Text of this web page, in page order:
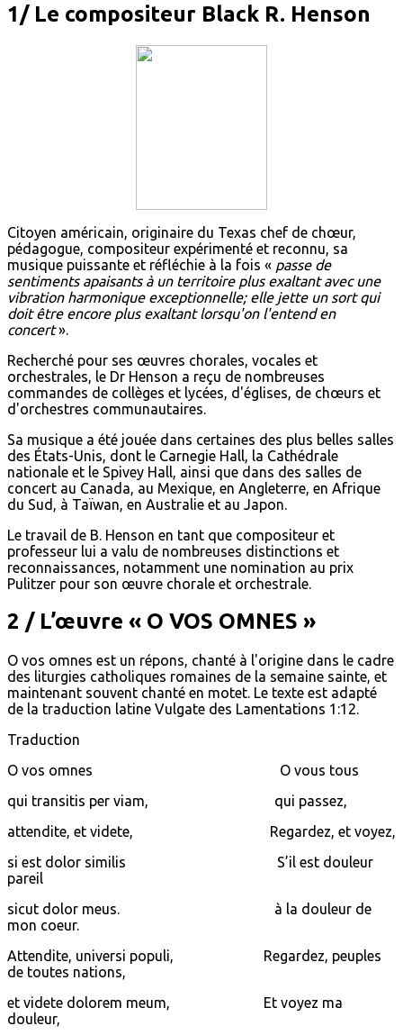
1/ Le compositeur Black R. Henson
Citoyen américain, originaire du Texas chef de chœur,
pédagogue, compositeur expérimenté et reconnu, sa
musique puissante et réfléchie à la fois « passe de
sentiments apaisants à un territoire plus exaltant avec une
vibration harmonique exceptionnelle; elle jette un sort qui
doit être encore plus exaltant lorsqu'on l'entend en
concert».
Recherché pour ses œuvres chorales, vocales et
orchestrales, le Dr Henson a reçu de nombreuses
commandes de collèges et lycées, d'églises, de chœurs et
d'orchestres communautaires.
Sa musique a été jouée dans certaines des plus belles salles
des États-Unis, dont le Carnegie Hall, la Cathédrale
nationale et le Spivey Hall, ainsi que dans des salles de
concert au Canada, au Mexique, en Angleterre, en Afrique
du Sud, à Taïwan, en Australie et au Japon.
Le travail de B. Henson en tant que compositeur et
professeur lui a valu de nombreuses distinctions et
reconnaissances, notamment une nomination au prix
Pulitzer pour son œuvre chorale et orchestrale.
2 / L’œuvre « O VOS OMNES »
O vos omnes est un répons, chanté à l'origine dans le cadre
des liturgies catholiques romaines de la semaine sainte, et
maintenant souvent chanté en motet. Le texte est adapté
de la traduction latine Vulgate des Lamentations 1:12.
Traduction
O vos omnes O vous tous
qui transitis per viam, qui passez,
attendite, et videte, Regardez, et voyez,
si est dolor similis S’il est douleur
pareil
sicut dolor meus. à la douleur de
mon coeur.
Attendite, universi populi, Regardez, peuples
de toutes nations,
et videte dolorem meum, Et voyez ma
douleur,